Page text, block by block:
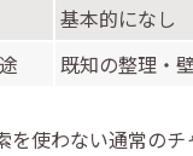
基本的になし
既知の整理・
を使わない通常のチ